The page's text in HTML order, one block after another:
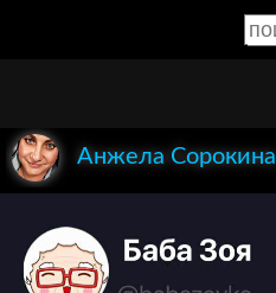
Анжела Сорокина